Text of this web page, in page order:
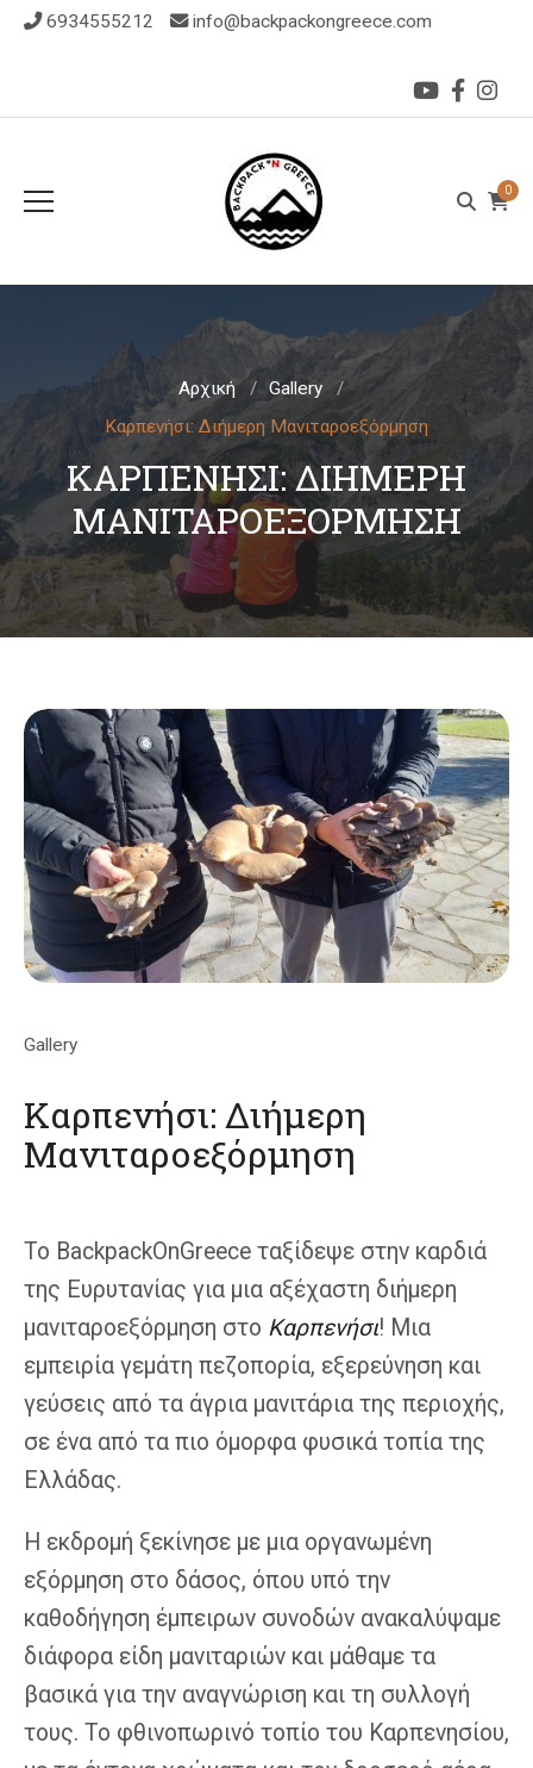
6934555212 info@backpackongreece.com
0
Αρχική
Gallery
Καρπενήσι: Διήμερη Μανιταροεξόρμηση
ΚΑΡΠΕΝΉΣΙ: ΔΙΉΜΕΡΗ
ΜΑΝΙΤΑΡΟΕΞΌΡΜΗΣΗ
Gallery
Καρπενήσι: Διήμερη
Μανιταροεξόρμηση
Το BackpackOnGreece ταξίδεψε στην καρδιά
της Ευρυτανίας για μια αξέχαστη διήμερη
μανιταροεξόρμηση στο Καρπενήσι! Μια
εμπειρία γεμάτη πεζοπορία, εξερεύνηση και
γεύσεις από τα άγρια μανιτάρια της περιοχής,
σε ένα από τα πιο όμορφα φυσικά τοπία της
Ελλάδας.
Η εκδρομή ξεκίνησε με μια οργανωμένη
εξόρμηση στο δάσος, όπου υπό την
καθοδήγηση έμπειρων συνοδών ανακαλύψαμε
διάφορα είδη μανιταριών και μάθαμε τα
βασικά για την αναγνώριση και τη συλλογή
τους. Το φθινοπωρινό τοπίο του Καρπενησίου,